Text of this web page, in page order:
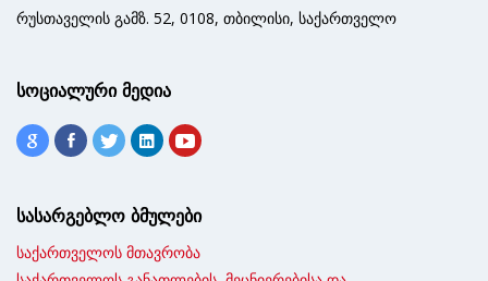
რუსთაველის გამზ. 52, 0108, თბილისი, საქართველო
სოციალური მედია
სასარგებლო ბმულები
საქართველოს მთავრობა